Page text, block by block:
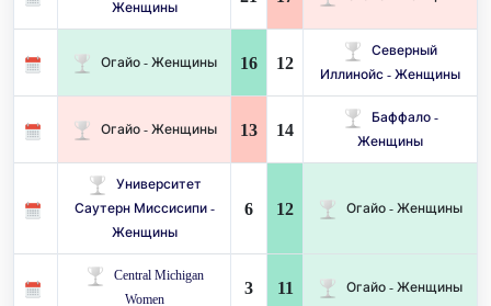
Женщины
Огайо - Женщины 16 12
Северный
Иллинойс - Женщины
Огайо - Женщины 13 14
Баффало -
Женщины
Университет
Саутерн Миссисипи -
Женщины
6 12 Огайо - Женщины
Central Michigan
Women
3 11 Огайо - Женщины